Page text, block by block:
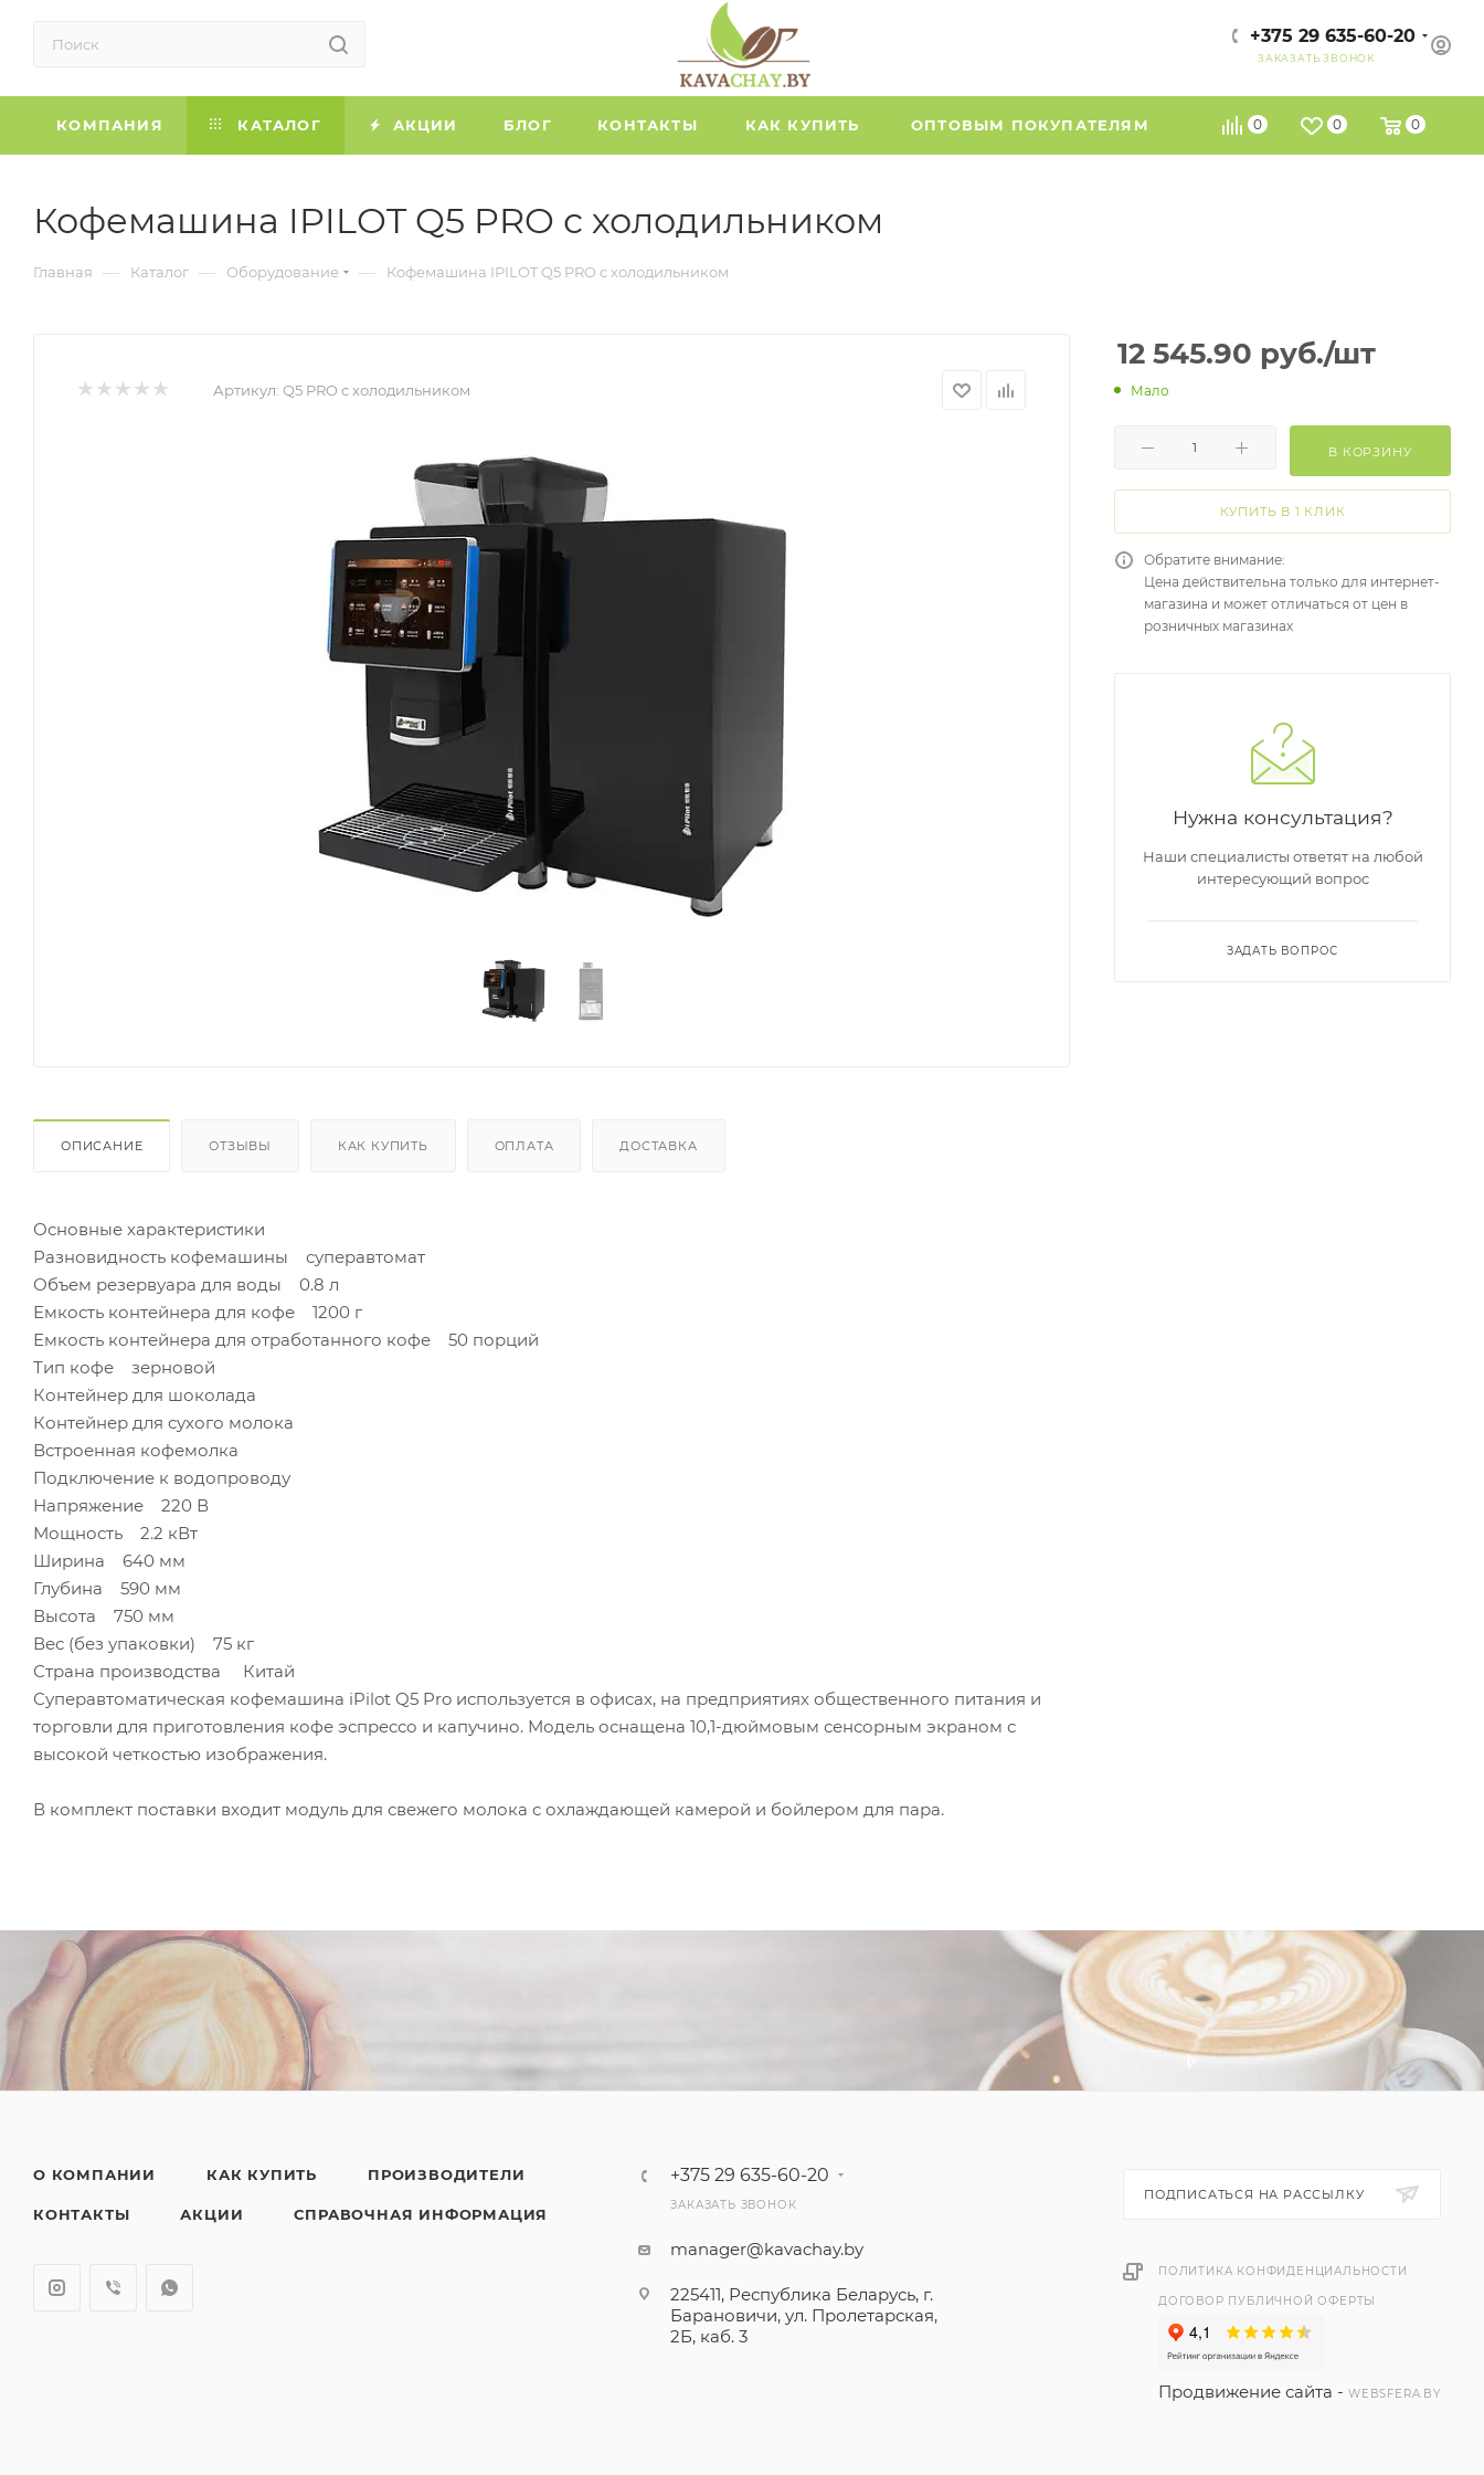
+375 29 635-60-20
ЗАКАЗАТЬ ЗВОНОК
0 0 0
КОМПАНИЯ КАТАЛОГ АКЦИИ БЛОГ КОНТАКТЫ КАК КУПИТЬ ОПТОВЫМ ПОКУПАТЕЛЯМ
Кофемашина IPILOT Q5 PRO с холодильником
Главная — Каталог — Оборудование — Кофемашина IPILOT Q5 PRO с холодильником
Артикул: Q5 PRO с холодильником
ОПИСАНИЕ ОТЗЫВЫ КАК КУПИТЬ ОПЛАТА ДОСТАВКА
Основные характеристики
Разновидность кофемашины суперавтомат
Объем резервуара для воды 0.8 л
Емкость контейнера для кофе 1200 г
Емкость контейнера для отработанного кофе 50 порций
Тип кофе зерновой
Контейнер для шоколада
Контейнер для сухого молока
Встроенная кофемолка
Подключение к водопроводу
Напряжение 220 В
Мощность 2.2 кВт
Ширина 640 мм
Глубина 590 мм
Высота 750 мм
Вес (без упаковки) 75 кг
Страна производства Китай
Суперавтоматическая кофемашина iPilot Q5 Pro используется в офисах, на предприятиях общественного питания и
торговли для приготовления кофе эспрессо и капучино. Модель оснащена 10,1-дюймовым сенсорным экраном с
высокой четкостью изображения.
В комплект поставки входит модуль для свежего молока с охлаждающей камерой и бойлером для пара.
12 545.90 руб./шт
Мало
В КОРЗИНУ
КУПИТЬ В 1 КЛИК
Обратите внимание:
Цена действительна только для интернет-
магазина и может отличаться от цен в
розничных магазинах
Нужна консультация?
Наши специалисты ответят на любой
интересующий вопрос
ЗАДАТЬ ВОПРОС
О КОМПАНИИ КАК КУПИТЬ ПРОИЗВОДИТЕЛИ
КОНТАКТЫ АКЦИИ СПРАВОЧНАЯ ИНФОРМАЦИЯ
+375 29 635-60-20
ЗАКАЗАТЬ ЗВОНОК
manager@kavachay.by
225411, Республика Беларусь, г.
Барановичи, ул. Пролетарская,
2Б, каб. 3
ПОДПИСАТЬСЯ НА РАССЫЛКУ
ПОЛИТИКА КОНФИДЕНЦИАЛЬНОСТИ
ДОГОВОР ПУБЛИЧНОЙ ОФЕРТЫ
Продвижение сайта - WEBSFERA.BY